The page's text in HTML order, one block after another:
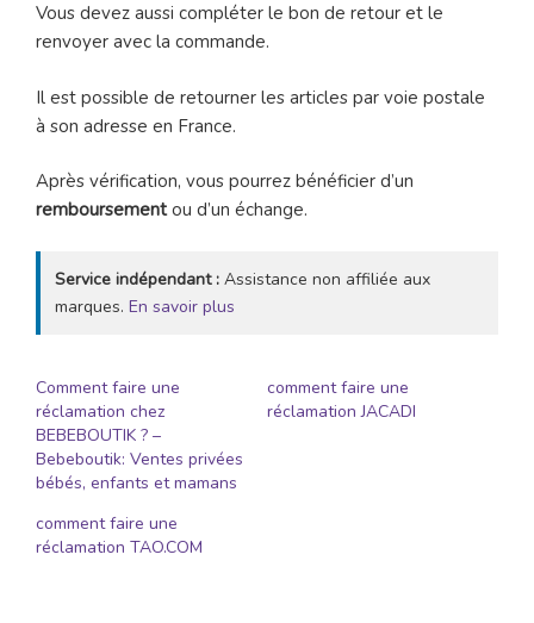
Vous devez aussi compléter le bon de retour et le
renvoyer avec la commande.
Il est possible de retourner les articles par voie postale
à son adresse en France.
Après vérification, vous pourrez bénéficier d’un
remboursementou d’un échange.
Service indépendant : Assistance non affiliée aux
marques. En savoir plus
Comment faire une
réclamation chez
BEBEBOUTIK ? –
Bebeboutik: Ventes privées
bébés, enfants et mamans
comment faire une
réclamation JACADI
comment faire une
réclamation TAO.COM